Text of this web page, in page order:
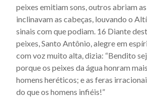
Actus Beati Francisci et sociorum
peixes emitiam sons, outros abriam
inclinavam as ca­beças, louvando o
sinais com que podiam. 16 Diante
peixes, Santo Antônio, alegre em
com voz muito alta, dizia: “Bendito
porque os peixes da água honram
homens heréticos; e as feras
do que os homens infiéis!”